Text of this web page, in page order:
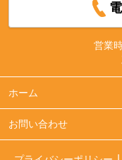
営業
ホーム
お問い合わせ